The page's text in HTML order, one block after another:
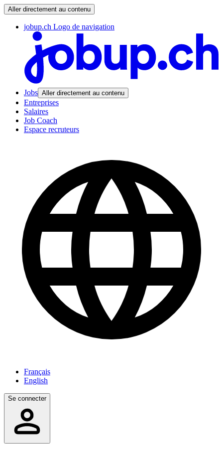
Aller directement au contenu
jobup.ch Logo de navigation
Jobs Aller directement au contenu
Entreprises
Salaires
Job Coach
Espace recruteurs
Français
English
Se connecter